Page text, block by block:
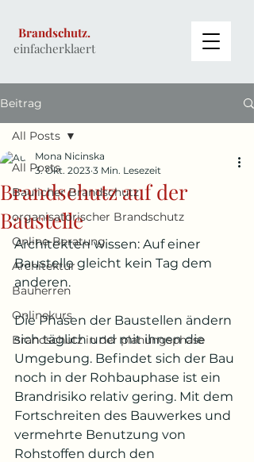
Brandschutz.
einfacherklaert
Beitrag
All Posts
Baulicher Brandschutz
organisatorischer Brandschutz
Online-Beratung
Architektur
Bauherren
Onlinekurs
Brandschutz in der planungsphase
All Posts
Brandschutz auf der
Baustelle
Mona Nicinska
3. Okt. 2023 3 Min. Lesezeit
Architekten wissen: Auf einer
Baustelle gleicht kein Tag dem
anderen.
Die Phasen der Baustellen ändern
sich täglich und mit ihnen die
Umgebung. Befindet sich der Bau
noch in der Rohbauphase ist ein
Brandrisiko relativ gering. Mit dem
Fortschreiten des Bauwerkes und
vermehrte Benutzung von
Rohstoffen durch den